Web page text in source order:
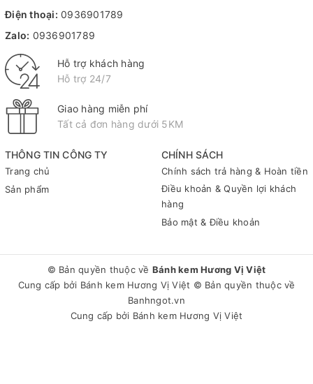
THÔNG TIN CÔNG TY
Trang chủ
Sản phẩm
CHÍNH SÁCH
Chính sách trả hàng & Hoàn tiền
Điều khoản & Quyền lợi khách
hàng
Bảo mật & Điều khoản
Điện thoại: 0936901789
Zalo: 0936901789
Hỗ trợ khách hàng
Hỗ trợ 24/7
Giao hàng miễn phí
Tất cả đơn hàng dưới 5KM
© Bản quyền thuộc về Bánh kem Hương Vị Việt
Cung cấp bởi Bánh kem Hương Vị Việt © Bản quyền thuộc về
Banhngot.vn
Cung cấp bởi Bánh kem Hương Vị Việt